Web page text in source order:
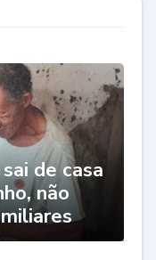
de casa
não